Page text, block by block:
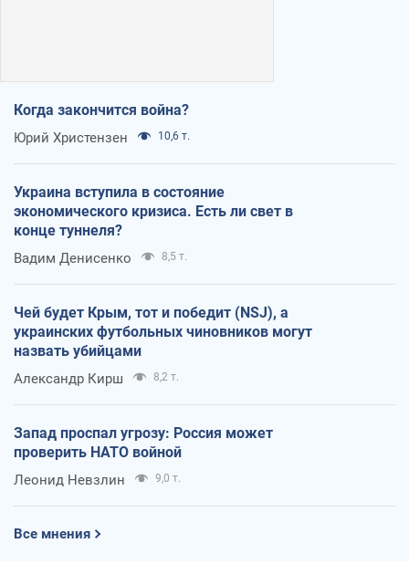
Когда закончится война?
Юрий Христензен 10,6 т.
Украина вступила в состояние
экономического кризиса. Есть ли свет в
конце туннеля?
Вадим Денисенко 8,5 т.
Чей будет Крым, тот и победит (NSJ), а
украинских футбольных чиновников могут
назвать убийцами
Александр Кирш 8,2 т.
Запад проспал угрозу: Россия может
проверить НАТО войной
Леонид Невзлин 9,0 т.
Все мнения